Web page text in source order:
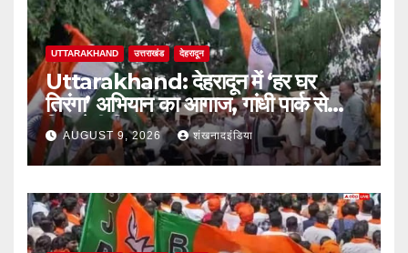
UTTARAKHAND उत्तराखंड देहरादून
Uttarakhand: देहरादून में ‘हर घर
तिरंगा’ अभियान का आगाज, गांधी पार्क से
निकलेगी तिरंगा यात्रा
AUGUST 9, 2026 शंखनादइंडिया